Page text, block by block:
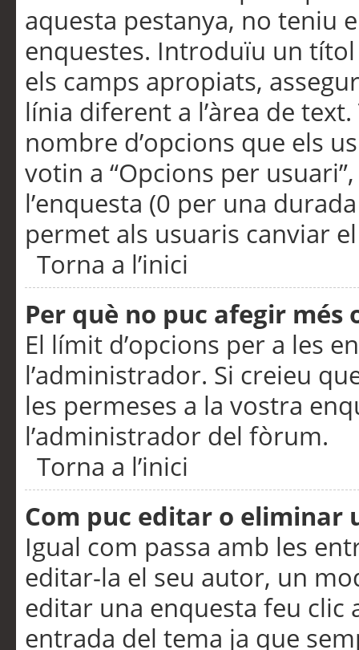
aquesta pestanya, no teniu
enquestes. Introduïu un
els camps apropiats,
línia diferent a l’àrea de
nombre d’opcions que els
votin a “Opcions per
l’enquesta (0 per una
permet als usuaris canviar
Torna a l’inici
Per què no puc afegir més
El límit d’opcions per a les
l’administrador. Si creieu
les permeses a la vostra
l’administrador del fòrum.
Torna a l’inici
Com puc editar o eliminar
Igual com passa amb les
editar-la el seu autor, un
editar una enquesta feu clic
entrada del tema ja que